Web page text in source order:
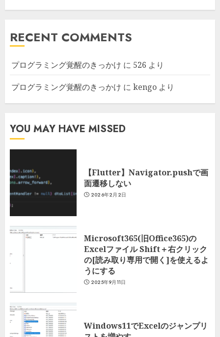
RECENT COMMENTS
プログラミング覚醒のきっかけ に 526 より
プログラミング覚醒のきっかけ に kengo より
YOU MAY HAVE MISSED
【Flutter】Navigator.pushで画
面遷移しない
2026年2月2日
Microsoft365(旧Office365)の
Excelファイル Shift＋右クリック
の[読み取り専用で開く]を使えるよ
うにする
2025年9月11日
Windows11でExcelのジャンプリ